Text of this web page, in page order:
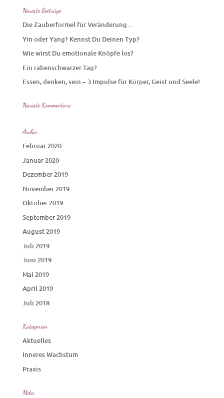
Neueste Beiträge
Die Zauberformel für Veränderung…
Yin oder Yang? Kennst Du Deinen Typ?
Wie wirst Du emotionale Knöpfe los?
Ein rabenschwarzer Tag?
Essen, denken, sein – 3 Impulse für Körper, Geist und Seele!
Neueste Kommentare
Archiv
Februar 2020
Januar 2020
Dezember 2019
November 2019
Oktober 2019
September 2019
August 2019
Juli 2019
Juni 2019
Mai 2019
April 2019
Juli 2018
Kategorien
Aktuelles
Inneres Wachstum
Praxis
Meta